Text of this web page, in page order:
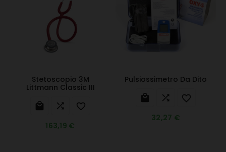
Stetoscopio 3M
Littmann Classic III
  
163,19 €
Pulsiossimetro Da Dito
  
32,27 €